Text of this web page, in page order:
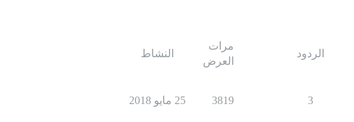
الردود
مرات
العرض
النشاط
3
3819 25 مايو 2018